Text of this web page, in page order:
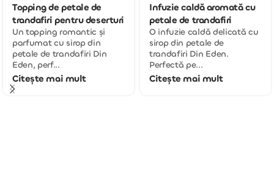
Topping de petale de
trandafiri pentru deserturi
Un topping romantic și
parfumat cu sirop din
petale de trandafiri Din
Eden, perf...
Citește mai mult
Infuzie caldă aromată cu
petale de trandafiri
O infuzie caldă delicată cu
sirop din petale de
trandafiri Din Eden.
Perfectă pe...
Citește mai mult